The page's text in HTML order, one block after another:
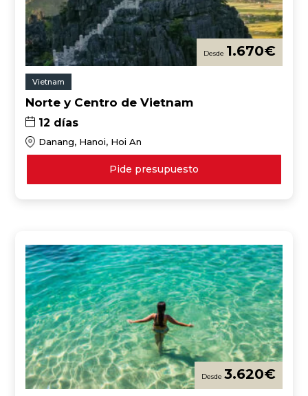
1.670€
Vietnam
Norte y Centro de Vietnam
12 días
Danang, Hanoi, Hoi An
Pide presupuesto
3.620€